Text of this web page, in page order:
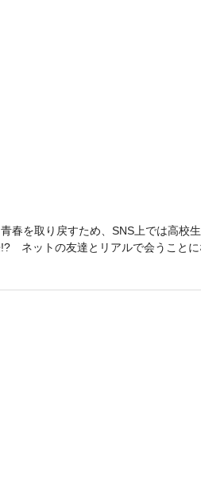
春を取り戻すため、SNS上では高校
ネットの友達とリアルで会うことに